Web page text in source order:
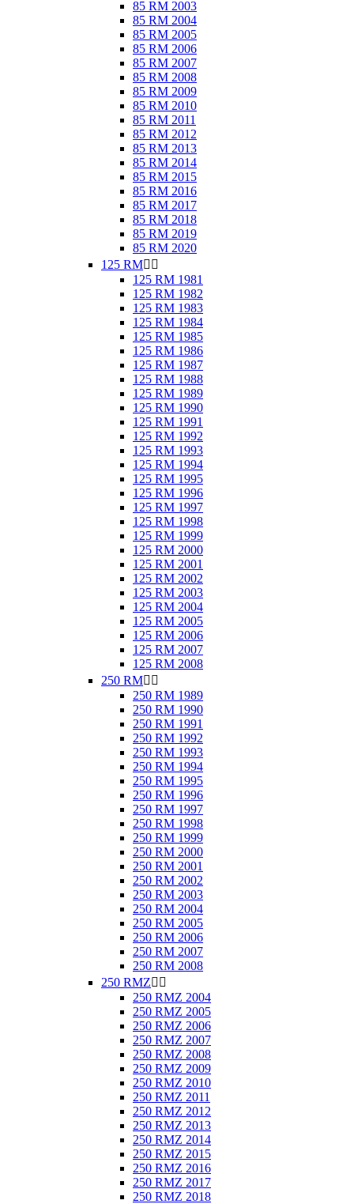
85 RM 2003
85 RM 2004
85 RM 2005
85 RM 2006
85 RM 2007
85 RM 2008
85 RM 2009
85 RM 2010
85 RM 2011
85 RM 2012
85 RM 2013
85 RM 2014
85 RM 2015
85 RM 2016
85 RM 2017
85 RM 2018
85 RM 2019
85 RM 2020
125 RM 
125 RM 1981
125 RM 1982
125 RM 1983
125 RM 1984
125 RM 1985
125 RM 1986
125 RM 1987
125 RM 1988
125 RM 1989
125 RM 1990
125 RM 1991
125 RM 1992
125 RM 1993
125 RM 1994
125 RM 1995
125 RM 1996
125 RM 1997
125 RM 1998
125 RM 1999
125 RM 2000
125 RM 2001
125 RM 2002
125 RM 2003
125 RM 2004
125 RM 2005
125 RM 2006
125 RM 2007
125 RM 2008
250 RM 
250 RM 1989
250 RM 1990
250 RM 1991
250 RM 1992
250 RM 1993
250 RM 1994
250 RM 1995
250 RM 1996
250 RM 1997
250 RM 1998
250 RM 1999
250 RM 2000
250 RM 2001
250 RM 2002
250 RM 2003
250 RM 2004
250 RM 2005
250 RM 2006
250 RM 2007
250 RM 2008
250 RMZ 
250 RMZ 2004
250 RMZ 2005
250 RMZ 2006
250 RMZ 2007
250 RMZ 2008
250 RMZ 2009
250 RMZ 2010
250 RMZ 2011
250 RMZ 2012
250 RMZ 2013
250 RMZ 2014
250 RMZ 2015
250 RMZ 2016
250 RMZ 2017
250 RMZ 2018